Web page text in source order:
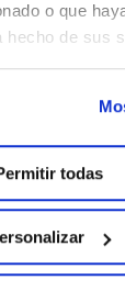
o que
hecho de sus
todas
Entresuelo